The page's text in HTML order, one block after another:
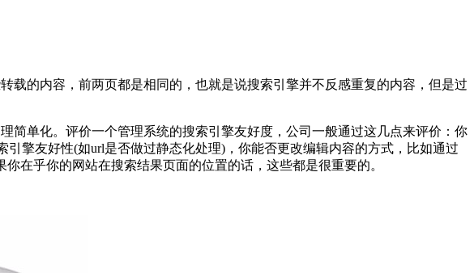
载的内容，前两页都是相同的，也就是说搜索引擎并不反感重复的内容，但是过
简单化。评价一个管理系统的搜索引擎友好度，公司一般通过这几点来评价：你
擎友好性(如url是否做过静态化处理)，你能否更改编辑内容的方式，比如通过
在乎你的网站在搜索结果页面的位置的话，这些都是很重要的。